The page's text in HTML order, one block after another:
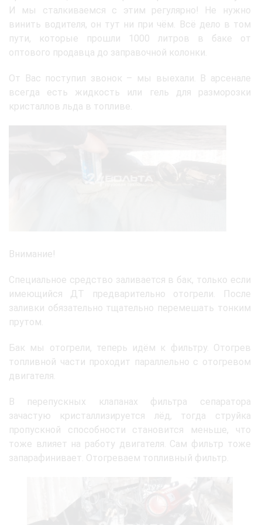
И мы сталкиваемся с этим регулярно! Не нужно
винить водителя, он тут ни при чём. Всё дело в том
пути, которые прошли 1000 литров в баке от
оптового продавца до заправочной колонки.
От Вас поступил звонок – мы выехали. В арсенале
всегда есть жидкость или гель для разморозки
кристаллов льда в топливе.
Внимание!
Специальное средство заливается в бак, только если
имеющийся ДТ предварительно отогрели. После
заливки обязательно тщательно перемешать тонким
прутом.
Бак мы отогрели, теперь идём к фильтру. Отогрев
топливной части проходит параллельно с отогревом
двигателя.
В перепускных клапанах фильтра сепаратора
зачастую кристаллизируется лёд, тогда струйка
пропускной способности становится меньше, что
тоже влияет на работу двигателя. Сам фильтр тоже
запарафинивает. Отогреваем топливный фильтр.